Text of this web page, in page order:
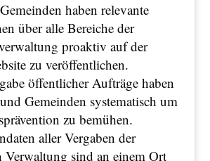
haben relevante
über alle Bereiche der
proaktiv auf der
zu veröffentlichen.
öffentlicher Aufträge haben
Gemeinden systematisch um
zu bemühen.
aller Vergaben der
Verwaltung sind an einem Ort